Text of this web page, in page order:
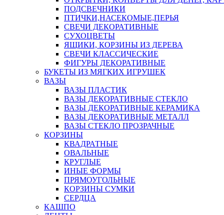
ПОДСВЕЧНИКИ
ПТИЧКИ,НАСЕКОМЫЕ,ПЕРЬЯ
СВЕЧИ ДЕКОРАТИВНЫЕ
СУХОЦВЕТЫ
ЯЩИКИ, КОРЗИНЫ ИЗ ДЕРЕВА
СВЕЧИ КЛАССИЧЕСКИЕ
ФИГУРЫ ДЕКОРАТИВНЫЕ
БУКЕТЫ ИЗ МЯГКИХ ИГРУШЕК
ВАЗЫ
ВАЗЫ ПЛАСТИК
ВАЗЫ ДЕКОРАТИВНЫЕ СТЕКЛО
ВАЗЫ ДЕКОРАТИВНЫЕ КЕРАМИКА
ВАЗЫ ДЕКОРАТИВНЫЕ МЕТАЛЛ
ВАЗЫ СТЕКЛО ПРОЗРАЧНЫЕ
КОРЗИНЫ
КВАДРАТНЫЕ
ОВАЛЬНЫЕ
КРУГЛЫЕ
ИНЫЕ ФОРМЫ
ПРЯМОУГОЛЬНЫЕ
КОРЗИНЫ СУМКИ
СЕРДЦА
КАШПО